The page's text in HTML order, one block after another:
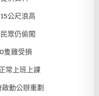
公尺浪高
眾仍偷闖
隻雞受損
常上班上課
動公辦重劃